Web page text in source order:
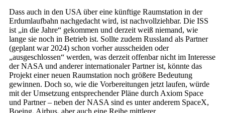
Dass auch in den USA über eine künftige Raumstation in der
Erdumlaufbahn nachgedacht wird, ist nachvollziehbar. Die ISS
ist „in die Jahre“ gekommen und derzeit weiß niemand, wie
lange sie noch in Betrieb ist. Sollte zudem Russland als Partner
(geplant war 2024) schon vorher ausscheiden oder
„ausgeschlossen“ werden, was derzeit offenbar nicht im Interesse
der NASA und anderer internationaler Partner ist, könnte das
Projekt einer neuen Raumstation noch größere Bedeutung
gewinnen. Doch so, wie die Vorbereitungen jetzt laufen, würde
mit der Umsetzung entsprechender Pläne durch Axiom Space
und Partner – neben der NASA sind es unter anderem SpaceX,